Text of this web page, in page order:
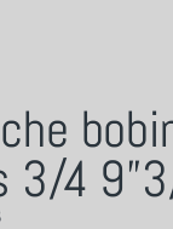
3/4